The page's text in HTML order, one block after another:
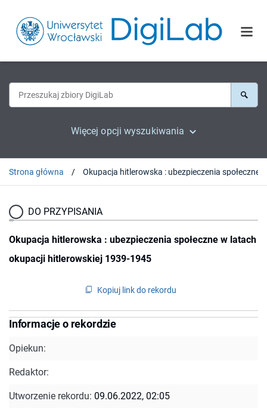
Więcej opcji wyszukiwania
Strona główna
DO PRZYPISANIA
Okupacja hitlerowska : ubezpieczenia społeczne w latach
okupacji hitlerowskiej 1939-1945
Kopiuj link do rekordu
Informacje o rekordzie
Opiekun:
Redaktor:
Utworzenie rekordu: 09.06.2022, 02:05